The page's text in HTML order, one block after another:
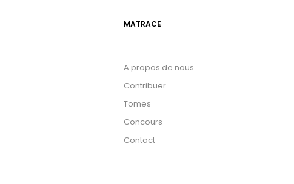
MATRACE
A propos de nous
Contribuer
Tomes
Concours
Contact